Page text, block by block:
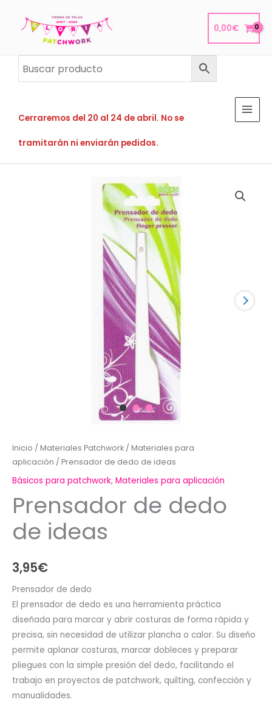
0,00€
Cerraremos del 20 al 24 de abril. No se
tramitarán ni enviarán pedidos.
Inicio / Materiales Patchwork / Materiales para
aplicación / Prensador de dedo de ideas
Básicos para patchwork, Materiales para aplicación
Prensador de dedo
de ideas
3,95€
Prensador de dedo
El prensador de dedo es una herramienta práctica
diseñada para marcar y abrir costuras de forma rápida y
precisa, sin necesidad de utilizar plancha o calor. Su diseño
permite aplanar costuras, marcar dobleces y preparar
pliegues con la simple presión del dedo, facilitando el
trabajo en proyectos de patchwork, quilting, confección y
manualidades.